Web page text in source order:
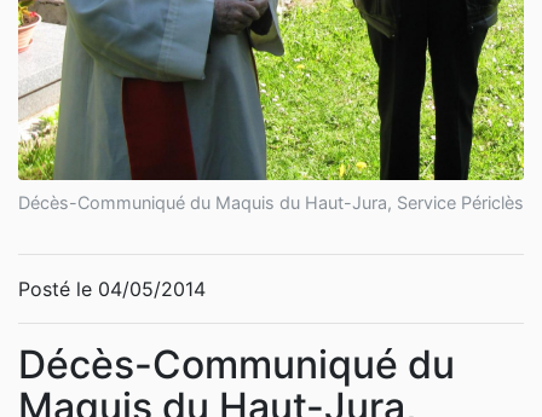
Décès-Communiqué du Maquis du Haut-Jura, Service Périclès
Posté le 04/05/2014
Décès-Communiqué du
Maquis du Haut-Jura,